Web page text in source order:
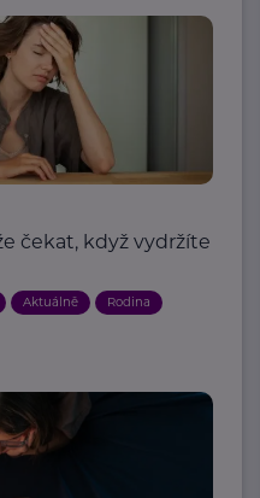
čekat, když vydržíte
Aktuálně Rodina